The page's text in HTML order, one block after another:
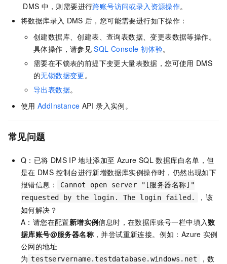
DMS 中，则需要进行跨账号访问或录入资源操作。
将数据库录入 DMS 后，您可能需要进行如下操作：
创建数据库、创建表、查询表数据、变更表数据等操作。
具体操作，请参见 SQL Console 初体验。
需要在不锁表的前提下变更大量表数据，您可使用 DMS
的无锁数据变更 。
导出表数据。
使用 AddInstance API 录入实例。
常见问题
Q：已将 DMS IP 地址添加至 Azure SQL 数据库白名单，但
是在 DMS 控制台进行新增数据库实例操作时，仍然出现如下
报错信息：
Cannot open server "[服务器名称]"
requested by the login. The login failed.
，该
如何解决？
A：请您在配置新增实例信息时，在数据库账号一栏中填入数
据库账号@服务器名称 ，并尝试重新连接。例如：Azure 实例
公网的地址
为 testservername.testdatabase.windows.net
，数